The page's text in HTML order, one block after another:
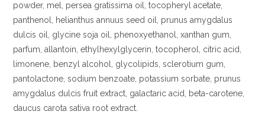
powder, mel, persea gratissima oil, tocopheryl acetate,
panthenol, helianthus annuus seed oil, prunus amygdalus
dulcis oil, glycine soja oil, phenoxyethanol, xanthan gum,
parfum, allantoin, ethylhexylglycerin, tocopherol, citric acid,
limonene, benzyl alcohol, glycolipids, sclerotium gum,
pantolactone, sodium benzoate, potassium sorbate, prunus
amygdalus dulcis fruit extract, galactaric acid, beta-carotene,
daucus carota sativa root extract.